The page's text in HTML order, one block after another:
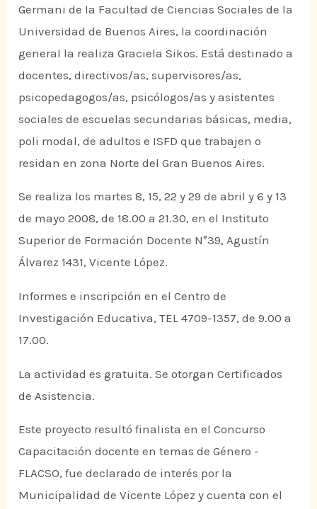
Germani de la Facultad de Ciencias Sociales de la
Universidad de Buenos Aires, la coordinación
general la realiza Graciela Sikos. Está destinado a
docentes, directivos/as, supervisores/as,
psicopedagogos/as, psicólogos/as y asistentes
sociales de escuelas secundarias básicas, media,
poli modal, de adultos e ISFD que trabajen o
residan en zona Norte del Gran Buenos Aires.
Se realiza los martes 8, 15, 22 y 29 de abril y 6 y 13
de mayo 2008, de 18.00 a 21.30, en el Instituto
Superior de Formación Docente N°39, Agustín
Álvarez 1431, Vicente López.
Informes e inscripción en el Centro de
Investigación Educativa, TEL 4709-1357, de 9.00 a
17.00.
La actividad es gratuita. Se otorgan Certificados
de Asistencia.
Este proyecto resultó finalista en el Concurso
Capacitación docente en temas de Género -
FLACSO, fue declarado de interés por la
Municipalidad de Vicente López y cuenta con el